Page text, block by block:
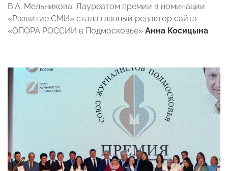
В.А. Мельникова. Лауреатом премии в номинации
«Развитие СМИ» стала главный редактор сайта
«ОПОРА РОССИИ в Подмосковье» Анна Косицына.